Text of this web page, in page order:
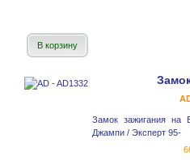
В корзину
Замок зажигания на
Джампи / Эксперт 95-